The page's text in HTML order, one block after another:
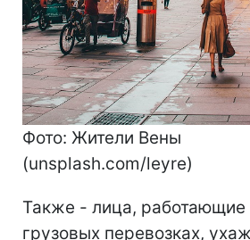
Фото: Жители Вены
(unsplash.com/leyre)
Также - лица, работающие
грузовых перевозках,